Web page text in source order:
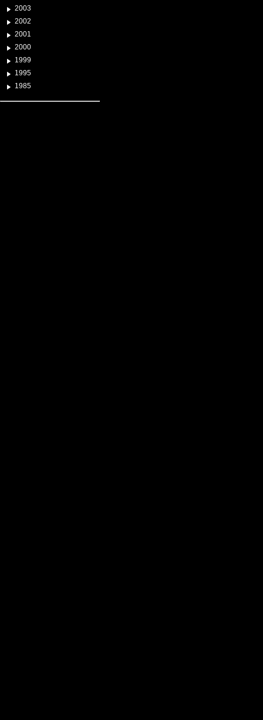
2003
2002
2001
2000
1999
1995
1985